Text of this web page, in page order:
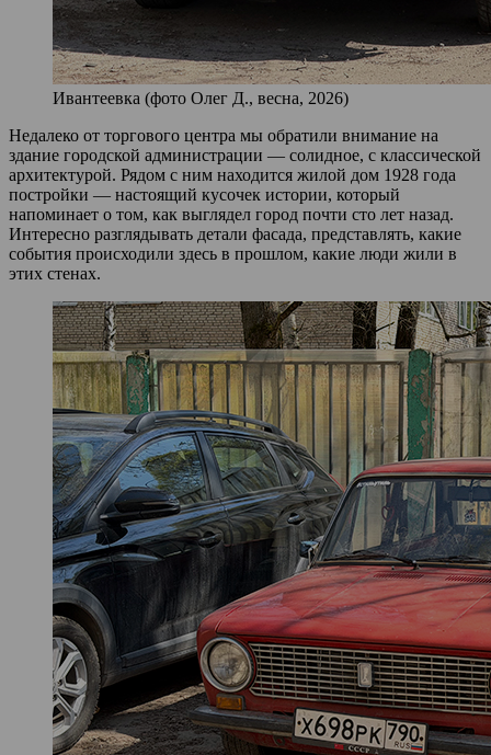
Ивантеевка (фото Олег Д., весна, 2026)
Недалеко от торгового центра мы обратили внимание на
здание городской администрации — солидное, с классической
архитектурой. Рядом с ним находится жилой дом 1928 года
постройки — настоящий кусочек истории, который
напоминает о том, как выглядел город почти сто лет назад.
Интересно разглядывать детали фасада, представлять, какие
события происходили здесь в прошлом, какие люди жили в
этих стенах.